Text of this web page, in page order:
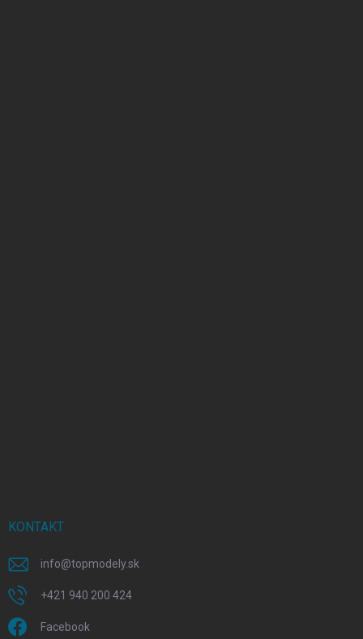
KONTAKT
info@topmodely.sk
+421 940 200 424
Facebook